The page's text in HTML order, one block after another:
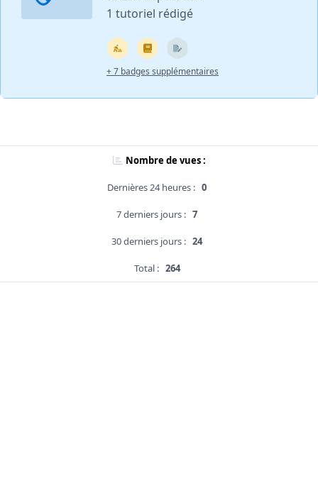
1 tutoriel rédigé
+ 7 badges supplémentaires
Nombre de vues :
Dernières 24 heures : 0
7 derniers jours : 7
30 derniers jours : 24
Total : 264